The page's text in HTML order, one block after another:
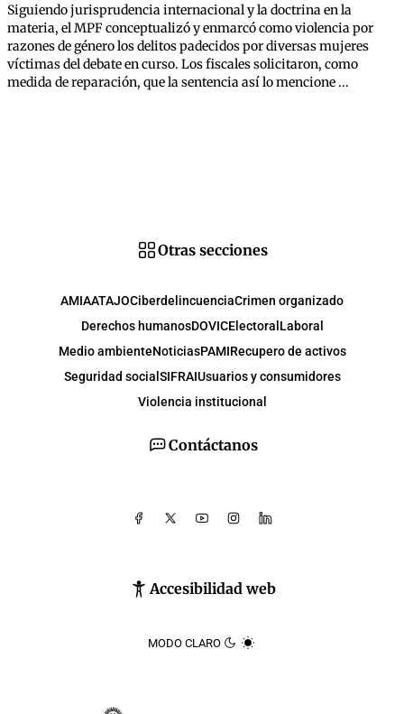
Siguiendo jurisprudencia internacional y la doctrina en la
materia, el MPF conceptualizó y enmarcó como violencia por
razones de género los delitos padecidos por diversas mujeres
víctimas del debate en curso. Los fiscales solicitaron, como
medida de reparación, que la sentencia así lo mencione ...
Contáctanos
Accesibilidad web
MODO CLARO
Otras secciones
AMIAATAJOCiberdelincuenciaCrimen organizado
Derechos humanosDOVICElectoral Laboral
Medio ambienteNoticiasPAMIRecupero de activos
Seguridad social SIFRAIUsuarios y consumidores
Violencia institucional